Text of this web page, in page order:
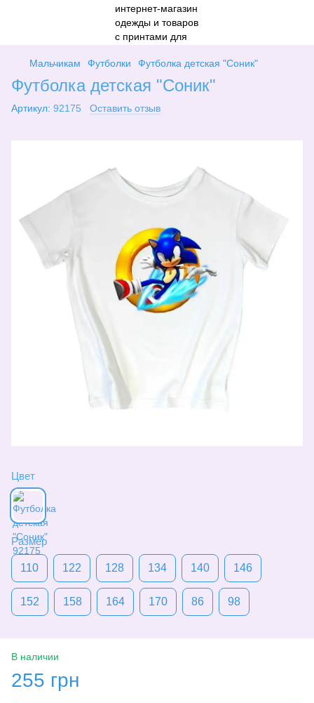
Мальчикам Футболки Футболка детская "Соник"
Футболка детская "Соник"
Артикул: 92175 Оставить отзыв
Цвет
Размер
110 122 128 134 140 146
152 158 164 170 86 98
В наличии
255 грн